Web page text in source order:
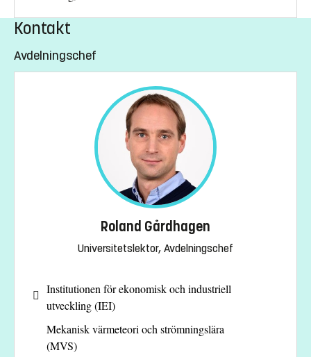
Kontakt
Avdelningschef
Roland Gårdhagen
Universitetslektor, Avdelningschef
Institutionen för ekonomisk och industriell
utveckling (IEI)
Mekanisk värmeteori och strömningslära
(MVS)